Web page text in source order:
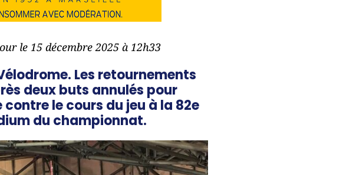
le 15 décembre 2025 à 12h33
Les retournements
deux buts annulés pour
le cours du jeu à la 82e
du championnat.